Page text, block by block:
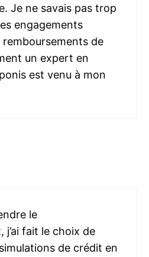
Je ne savais pas trop
engagements
de
un expert en
est venu à mon
le
j’ai fait le choix de
de crédit en